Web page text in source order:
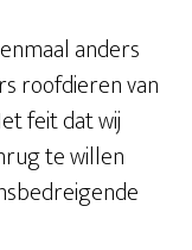
anders
roofdierenvan
feit dat wij
te willen